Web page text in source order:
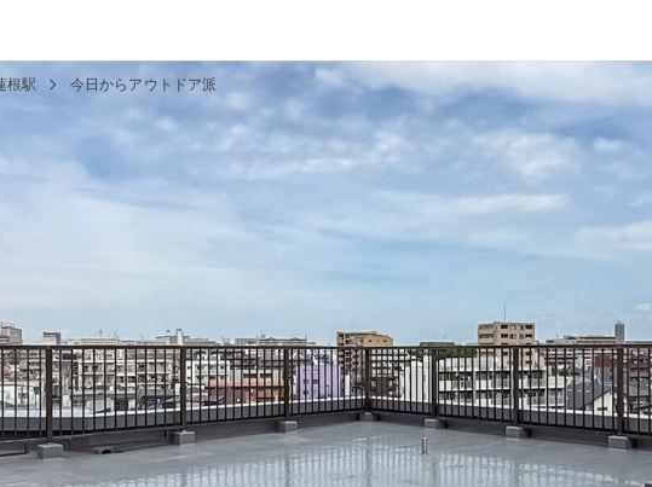
根駅 今日からアウトドア派